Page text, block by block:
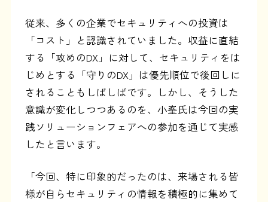
従来、多くの企業でセキュリティへの投資は
「コスト」と認識されていました。収益に直結
する「攻めのDX」に対して、セキュリティをは
じめとする「守りのDX」は優先順位で後回しに
されることもしばしばです。しかし、そうした
意識が変化しつつあるのを、小峯氏は今回の実
践ソリューションフェアへの参加を通じて実感
したと言います。
「今回、特に印象的だったのは、来場される皆
様が自らセキュリティの情報を積極的に集めて